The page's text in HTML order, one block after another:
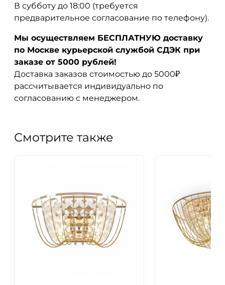
В субботу до 18:00 (требуется
предварительное согласование по телефону).
Мы осуществляем БЕСПЛАТНУЮ доставку
по Москве курьерской службой СДЭК при
заказе от 5000 рублей!
Доставка заказов стоимостью до 5000₽
рассчитывается индивидуально по
согласованию с менеджером.
Смотрите также